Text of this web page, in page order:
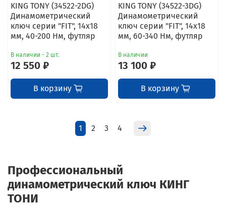
KING TONY (34522-2DG)
Динамометрический
ключ серии "FIT", 14х18
мм, 40-200 Нм, футляр
В наличии - 2 шт.
12 550 ₽
В корзину
KING TONY (34522-3DG)
Динамометрический
ключ серии "FIT", 14х18
мм, 60-340 Нм, футляр
В наличии
13 100 ₽
В корзину
1 2 3 4
Профессиональный
динамометрический ключ КИНГ
ТОНИ